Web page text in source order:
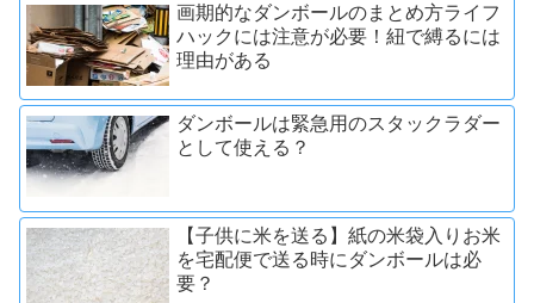
画期的なダンボールのまとめ方ライフ
ハックには注意が必要！紐で縛るには
理由がある
ダンボールは緊急用のスタックラダー
として使える？
【子供に米を送る】紙の米袋入りお米
を宅配便で送る時にダンボールは必
要？